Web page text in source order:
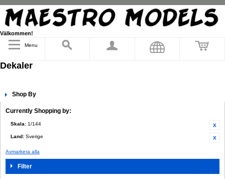
Välkommen!
Menu
Dekaler
Shop By
Currently Shopping by:
Skala: 1/144
Land: Sverige
Avmarkera alla
Filter